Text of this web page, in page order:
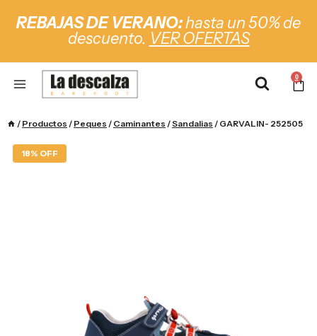
REBAJAS DE VERANO:hasta un 50% de
descuento. VER OFERTAS
0
/ Productos / Peques / Caminantes /Sandalias / GARVALIN- 252505
18% OFF